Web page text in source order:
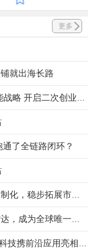
更多
就出海长路
了全链路闭环？